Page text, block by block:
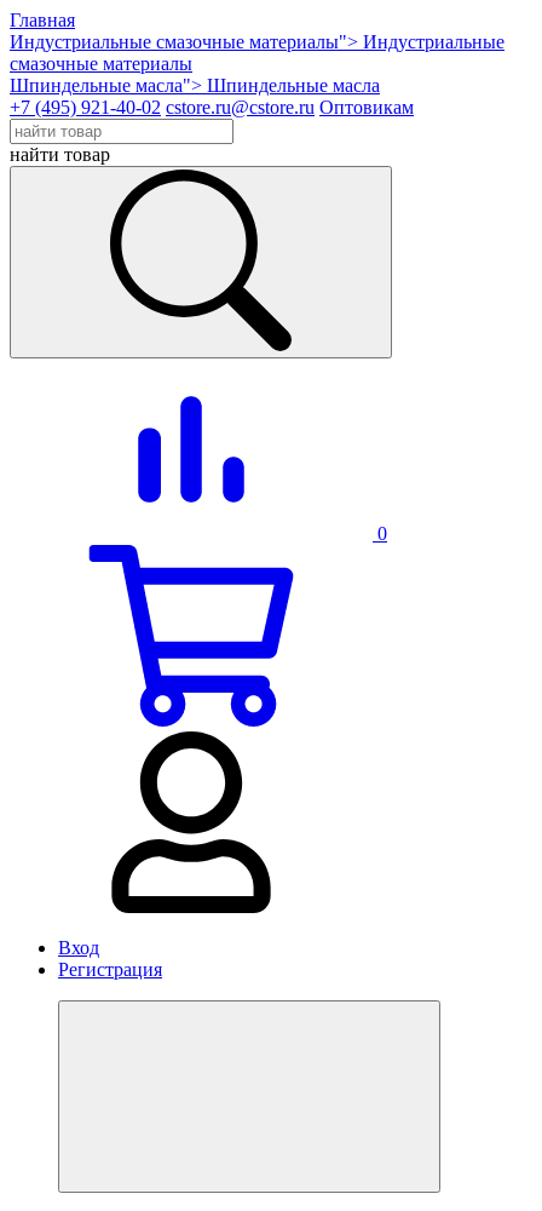
Главная
Индустриальные смазочные материалы"> Индустриальные
смазочные материалы
Шпиндельные масла"> Шпиндельные масла
+7 (495) 921-40-02 cstore.ru@cstore.ru Оптовикам
найти товар
0
Вход
Регистрация